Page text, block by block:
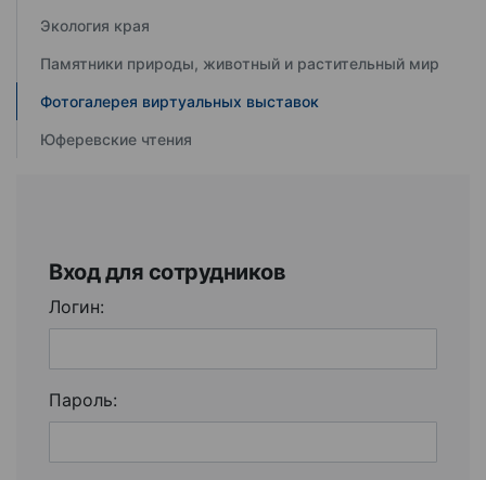
Экология края
Памятники природы, животный и растительный мир
Фотогалерея виртуальных выставок
Юферевские чтения
Вход для сотрудников
Логин:
Пароль: